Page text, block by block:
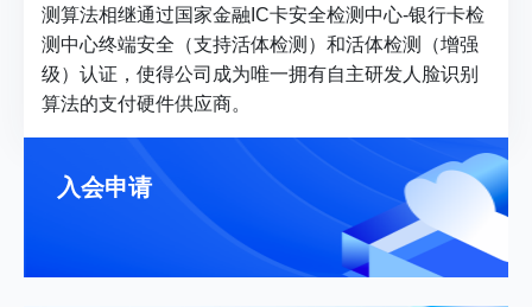
测算法相继通过国家金融IC卡安全检测中心-银行卡检
测中心终端安全（支持活体检测）和活体检测（增强
级）认证，使得公司成为唯一拥有自主研发人脸识别
算法的支付硬件供应商。
入会申请